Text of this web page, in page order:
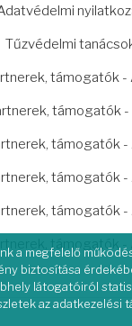
Tűzvédelmi
támogatók
támogatók
támogatók
támogatók
támogatók
támogatók -
a megfelelő
biztosítása
látogatóiról
az adatkezelési